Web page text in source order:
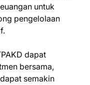
untuk
pengelolaan
dapat
bersama,
semakin